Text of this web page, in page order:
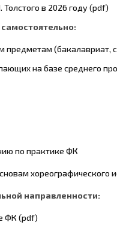
в 2026 году (pdf)
(бакалавриат,
на базе среднего
по практике ФК
хореографического
направленности:
ФК (pdf)